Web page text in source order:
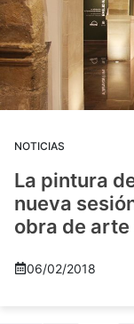
NOTICIAS
La pintura
nueva
obra de arte
06/02/2018